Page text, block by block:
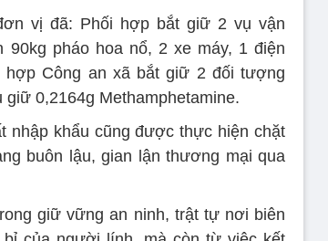
vị đã: Phối hợp bắt giữ 2 vụ vận
pháo hoa nổ, 2 xe máy, 1 điện
Công an xã bắt giữ 2 đối tượng
0,2164g Methamphetamine.
nhập khẩu cũng được thực hiện chặt
buôn lậu, gian lận thương mại qua
giữ vững an ninh, trật tự nơi biên